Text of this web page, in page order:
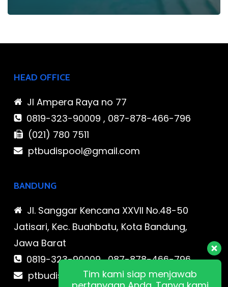
HEAD OFFICE
Jl Ampera Raya no 77
0819-323-90009 , 087-878-466-796
(021) 780 7511
ptbudispool@gmail.com
BANDUNG
Jl. Sanggar Kencana XXVII No.48-50
Jatisari, Kec. Buahbatu, Kota Bandung,
Jawa Barat
0819-323-90009 , 087-878-466-796
ptbudispool@gmail.comTim kami siap menjawab